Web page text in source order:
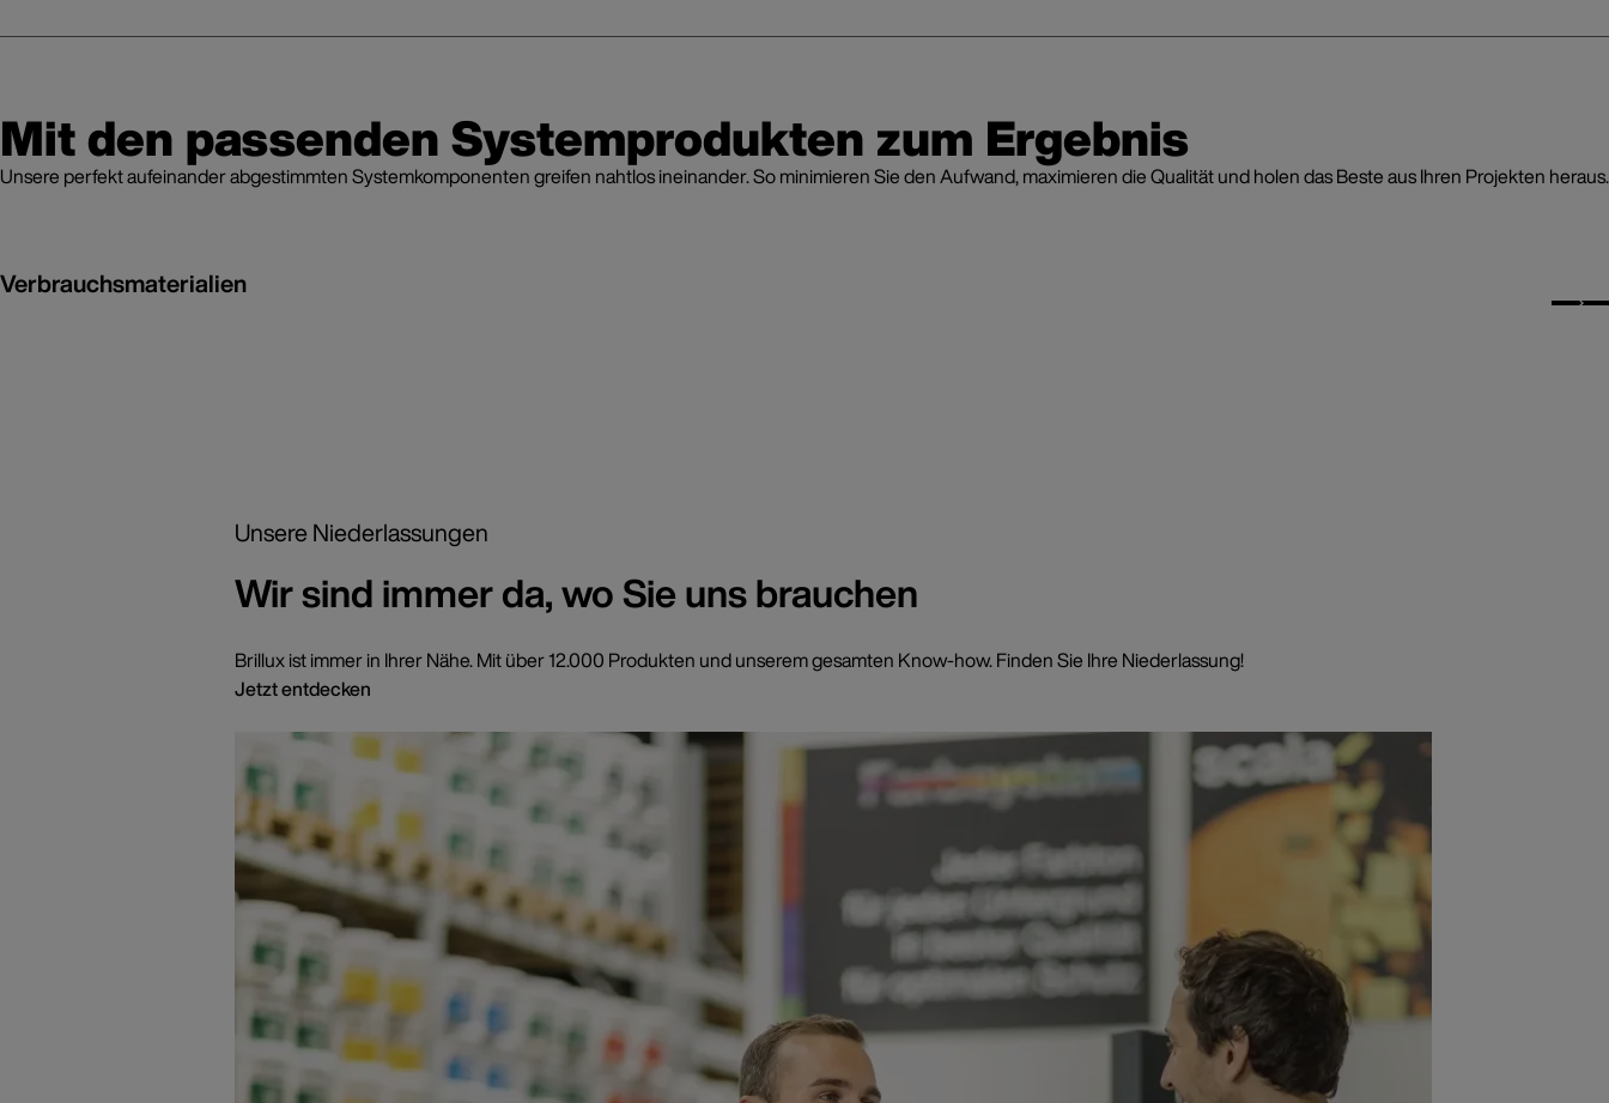
Mit den passenden Systemprodukten zum Ergebnis
Unsere perfekt aufeinander abgestimmten Systemkomponenten greifen nahtlos ineinander. So minimieren Sie den Aufwand, maximieren die Qualität und holen das Beste aus Ihren Projekten heraus.
Verbrauchsmaterialien
Unsere Niederlassungen
Wir sind immer da, wo Sie uns brauchen
Brillux ist immer in Ihrer Nähe. Mit über 12.000 Produkten und unserem gesamten Know-how. Finden Sie Ihre Niederlassung!
Jetzt entdecken